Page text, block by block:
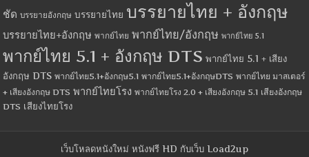
ชัด บรรยายอังกฤษ บรรยายไทย บรรยายไทย + อังกฤษ
บรรยายไทย+อังกฤษ พากย์ไทย พากย์ไทย/อังกฤษ พากย์ไทย 5.1
พากย์ไทย 5.1 + อังกฤษ DTS พากย์ไทย 5.1 + เสียง
อังกฤษ DTS พากย์ไทย5.1+อังกฤษ5.1 พากย์ไทย5.1+อังกฤษDTS พากย์ไทย มาสเตอร์
+ เสียงอังกฤษ DTS พากย์ไทยโรง พากย์ไทยโรง 2.0 + เสียงอังกฤษ 5.1 เสียงอังกฤษ
DTS เสียงไทยโรง
เว็บโหลดหนังใหม่ หนังฟรี HD กับเว็บ Load2up